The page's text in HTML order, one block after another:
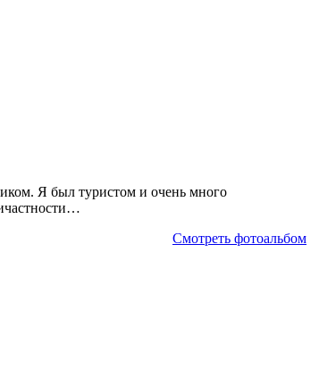
Я был туристом и очень много
Смотреть фотоальбом